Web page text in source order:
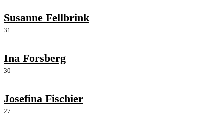
Susanne Fellbrink
31
Ina Forsberg
30
Josefina Fischier
27